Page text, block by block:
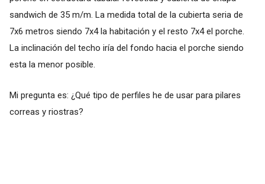
sandwich de 35 m/m. La medida total de la cubierta seria de
7x6 metros siendo 7x4 la habitación y el resto 7x4 el porche.
La inclinación del techo iría del fondo hacia el porche siendo
esta la menor posible.
Mi pregunta es: ¿Qué tipo de perfiles he de usar para pilares
correas y riostras?